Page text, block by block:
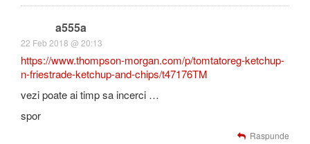
a555a
22 Feb 2018 @ 20:13
https://www.thompson-morgan.com/p/tomtatoreg-ketchup-
n-friestrade-ketchup-and-chips/t47176TM
vezi poate ai timp sa incerci …
spor
Raspunde